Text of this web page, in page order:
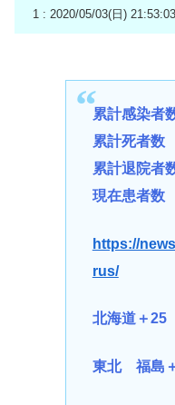
1 : 2020/05/03(日)
累計感染者
累計死者
累計退院者
現在患者
https://
rus/
北海道＋25
東北 福島